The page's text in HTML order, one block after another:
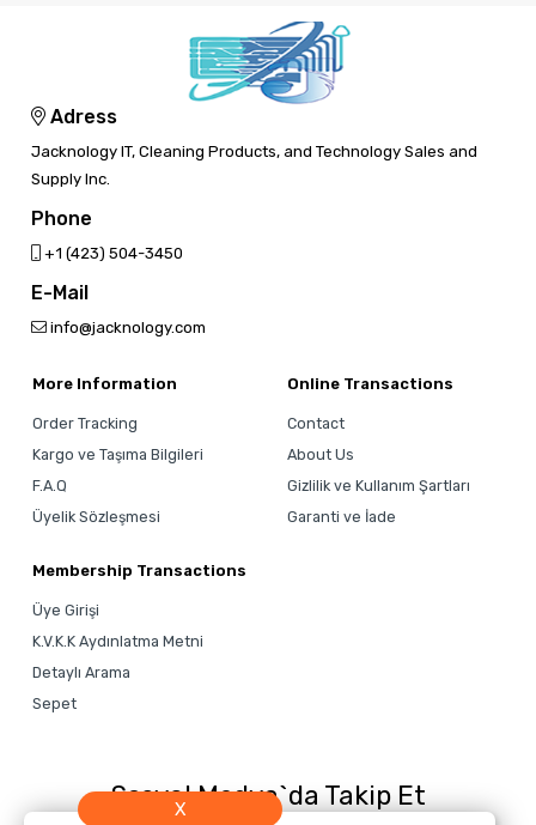
Adress
Jacknology IT, Cleaning Products, and Technology Sales and
Supply Inc.
Phone
‎+1 (423) 504-3450
E-Mail
info@jacknology.com
More Information
Order Tracking
Kargo ve Taşıma Bilgileri
F.A.Q
Üyelik Sözleşmesi
Online Transactions
Contact
About Us
Gizlilik ve Kullanım Şartları
Garanti ve İade
Membership Transactions
Üye Girişi
K.V.K.K Aydınlatma Metni
Detaylı Arama
Sepet
Sosyal Medya`da Takip Et
X